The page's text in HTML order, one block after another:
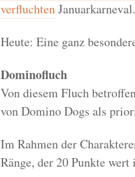
verfluchtenJanuarkarneval.
Heute: Eine ganz
Dominofluch
Von diesem Fluch
von Domino Dogs als
Im Rahmen der
Ränge, der 20 Punkte wert